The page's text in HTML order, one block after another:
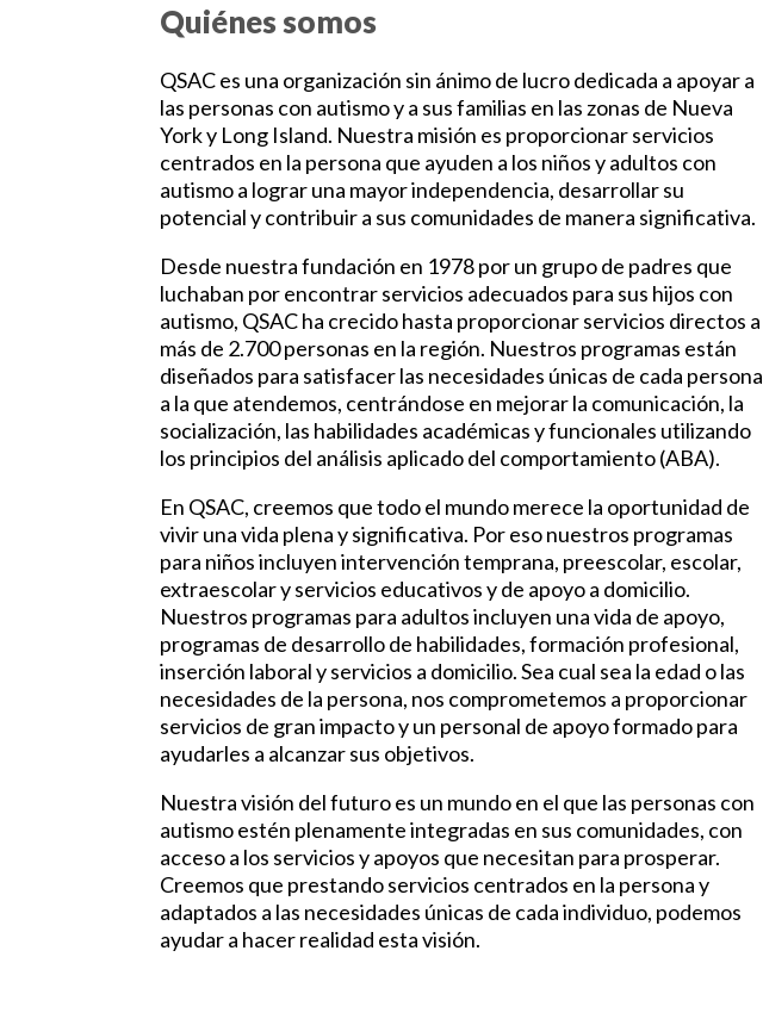
Quiénes somos
QSAC es una organización sin ánimo de lucro dedicada a apoyar a
las personas con autismo y a sus familias en las zonas de Nueva
York y Long Island. Nuestra misión es proporcionar servicios
centrados en la persona que ayuden a los niños y adultos con
autismo a lograr una mayor independencia, desarrollar su
potencial y contribuir a sus comunidades de manera significativa.
Desde nuestra fundación en 1978 por un grupo de padres que
luchaban por encontrar servicios adecuados para sus hijos con
autismo, QSAC ha crecido hasta proporcionar servicios directos a
más de 2.700 personas en la región. Nuestros programas están
diseñados para satisfacer las necesidades únicas de cada persona
a la que atendemos, centrándose en mejorar la comunicación, la
socialización, las habilidades académicas y funcionales utilizando
los principios del análisis aplicado del comportamiento (ABA).
En QSAC, creemos que todo el mundo merece la oportunidad de
vivir una vida plena y significativa. Por eso nuestros programas
para niños incluyen intervención temprana, preescolar, escolar,
extraescolar y servicios educativos y de apoyo a domicilio.
Nuestros programas para adultos incluyen una vida de apoyo,
programas de desarrollo de habilidades, formación profesional,
inserción laboral y servicios a domicilio. Sea cual sea la edad o las
necesidades de la persona, nos comprometemos a proporcionar
servicios de gran impacto y un personal de apoyo formado para
ayudarles a alcanzar sus objetivos.
Nuestra visión del futuro es un mundo en el que las personas con
autismo estén plenamente integradas en sus comunidades, con
acceso a los servicios y apoyos que necesitan para prosperar.
Creemos que prestando servicios centrados en la persona y
adaptados a las necesidades únicas de cada individuo, podemos
ayudar a hacer realidad esta visión.